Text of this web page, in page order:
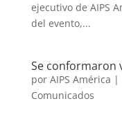
ejecutivo de AIPS
del evento,...
Se conformaron
por AIPS América |
Comunicados